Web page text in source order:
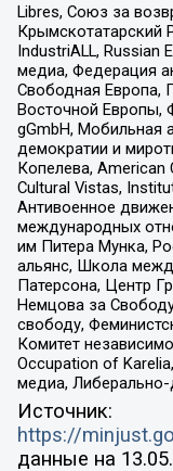
Libres, Союз за
Крымскотатарский
IndustriALL, Russian
медиа, Федерация
Свободная Европа,
Восточной Европы,
gGmbH, Мобильная
демократии и
Копелева, American
Cultural Vistas,
Антивоенное
международных
им Питера Мунка,
альянс, Школа
Патерсона, Центр
Немцова за
свободу,
Комитет
Occupation of
медиа,
Источник:
https://
данные на